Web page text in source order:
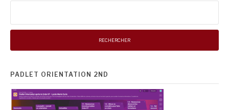
PADLET ORIENTATION 2ND